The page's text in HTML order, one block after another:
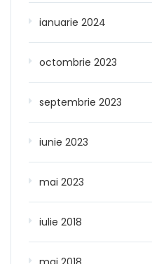
ianuarie 2024
octombrie 2023
septembrie 2023
iunie 2023
mai 2023
iulie 2018